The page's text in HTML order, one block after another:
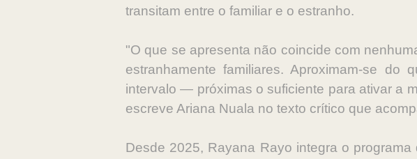
transitam entre o familiar e o estranho.
"O que se apresenta não coincide com
estranhamente familiares. Aproximam-se do
intervalo — próximas o suficiente para ativar a
escreve Ariana Nuala no texto crítico que
Desde 2025, Rayana Rayo integra o